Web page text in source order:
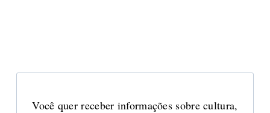
Você quer receber informações sobre cultura,